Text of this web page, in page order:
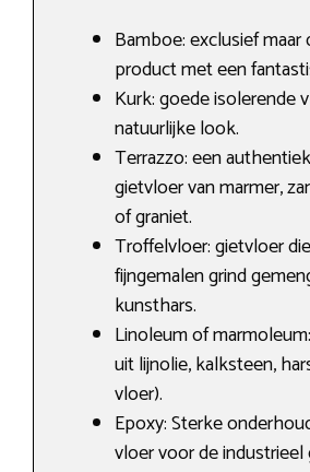
Bamboe: exclusief maar
product met een
Kurk: goede isolerende
natuurlijke look.
Terrazzo: een
gietvloer van marmer,
of graniet.
Troffelvloer: gietvloer
fijngemalen grind
kunsthars.
Linoleum of
uit lijnolie, kalksteen,
vloer).
Epoxy: Sterke
vloer voor de industrieel